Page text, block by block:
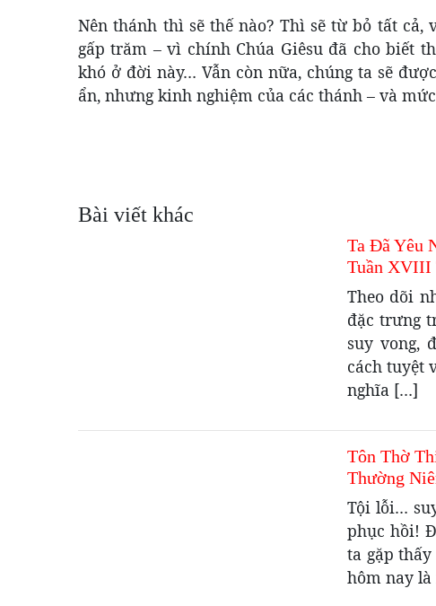
Nên thánh thì sẽ thế nào? Thì sẽ từ bỏ tất
gấp trăm – vì chính Chúa Giêsu đã cho biết
khó ở đời này… Vẫn còn nữa, chúng ta sẽ
ẩn, nhưng kinh nghiệm của các thánh – và
Bài viết khác
Ta Đã Yêu
Tuần XVIII
Theo dõi
đặc trưng
suy vong,
cách tuyệt
nghĩa […]
Tôn Thờ
Thường
Tội lỗi…
phục hồi!
ta gặp
hôm nay